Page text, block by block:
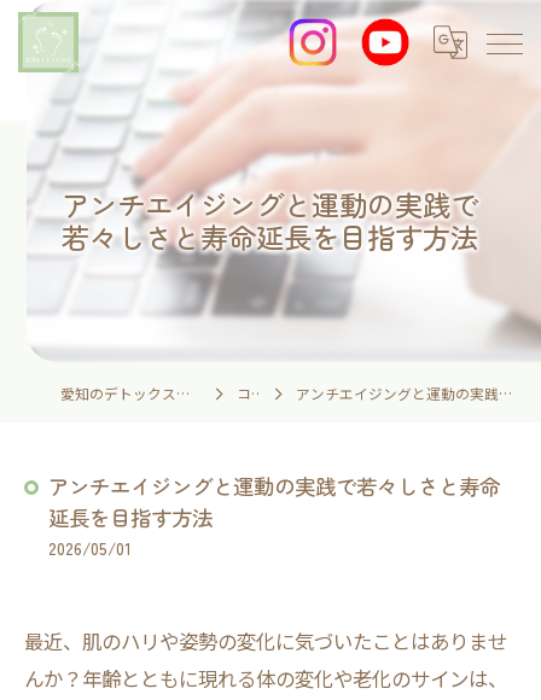
アンチエイジングと運動の実践で
若々しさと寿命延長を目指す方法
愛知のデトックスなら足湯とイネイトの家 コラム アンチエイジングと運動の実践で若々しさと寿命延長を目指す方法
アンチエイジングと運動の実践で若々しさと寿命
延長を目指す方法
2026/05/01
最近、肌のハリや姿勢の変化に気づいたことはありませ
んか？年齢とともに現れる体の変化や老化のサインは、